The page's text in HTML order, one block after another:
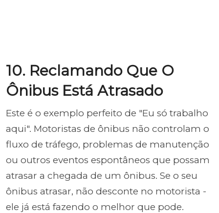
10. Reclamando Que O
Ônibus Está Atrasado
Este é o exemplo perfeito de "Eu só trabalho
aqui". Motoristas de ônibus não controlam o
fluxo de tráfego, problemas de manutenção
ou outros eventos espontâneos que possam
atrasar a chegada de um ônibus. Se o seu
ônibus atrasar, não desconte no motorista -
ele já está fazendo o melhor que pode.